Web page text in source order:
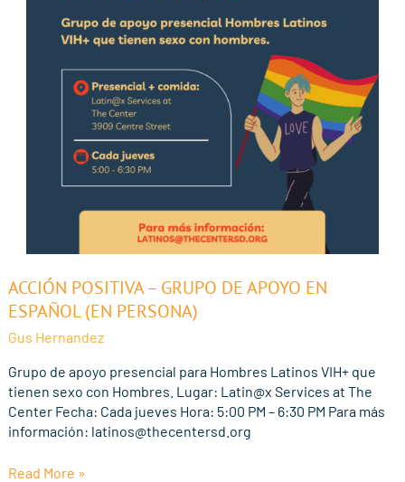
ACCIÓN POSITIVA – GRUPO DE APOYO EN
ESPAÑOL (EN PERSONA)
Gus Hernandez
Grupo de apoyo presencial para Hombres Latinos VIH+ que
tienen sexo con Hombres. Lugar: Latin@x Services at The
Center Fecha: Cada jueves Hora: 5:00 PM – 6:30 PM Para más
información: latinos@thecentersd.org
Acción
Positiva
Grupo
de
Apoyo
en
Español
Read More »